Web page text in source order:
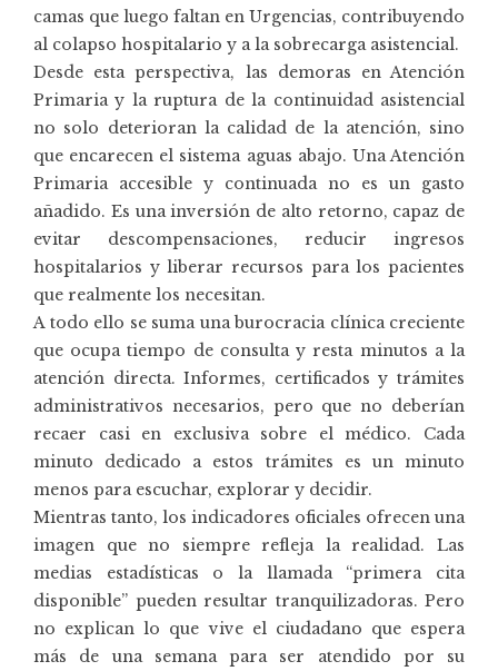
camas que luego faltan en Urgencias, contribuyendo
al colapso hospitalario y a la sobrecarga asistencial.
Desde esta perspectiva, las demoras en Atención
Primaria y la ruptura de la continuidad asistencial
no solo deterioran la calidad de la atención, sino
que encarecen el sistema aguas abajo. Una Atención
Primaria accesible y continuada no es un gasto
añadido. Es una inversión de alto retorno, capaz de
evitar descompensaciones, reducir ingresos
hospitalarios y liberar recursos para los pacientes
que realmente los necesitan.
A todo ello se suma una burocracia clínica creciente
que ocupa tiempo de consulta y resta minutos a la
atención directa. Informes, certificados y trámites
administrativos necesarios, pero que no deberían
recaer casi en exclusiva sobre el médico. Cada
minuto dedicado a estos trámites es un minuto
menos para escuchar, explorar y decidir.
Mientras tanto, los indicadores oficiales ofrecen una
imagen que no siempre refleja la realidad. Las
medias estadísticas o la llamada “primera cita
disponible” pueden resultar tranquilizadoras. Pero
no explican lo que vive el ciudadano que espera
más de una semana para ser atendido por su